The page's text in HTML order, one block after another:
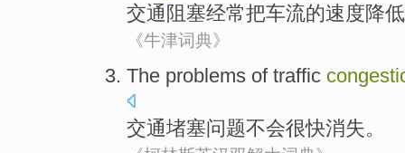
交通阻塞经常把车流的速度降低
《牛津词典》
The problems of traffic
交通堵塞问题不会很快消失。